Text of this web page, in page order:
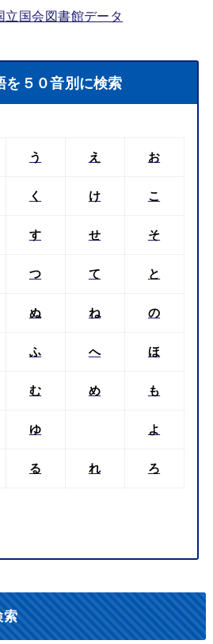
立国会図書館データ
を５０音別に検索
う え お
く け こ
す せ そ
つ て と
ぬ ね の
ふ へ ほ
む め も
ゆ よ
る れ ろ
索